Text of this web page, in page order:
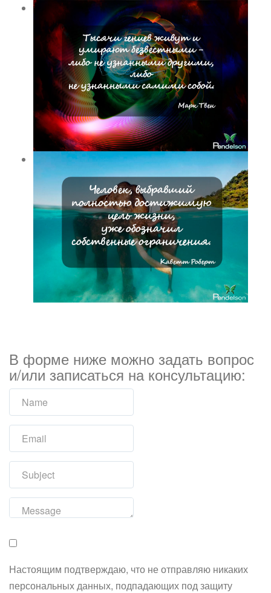
В форме ниже можно задать вопрос
и/или записаться на консультацию:
Настоящим подтверждаю, что не отправляю никаких
персональных данных, подпадающих под защиту